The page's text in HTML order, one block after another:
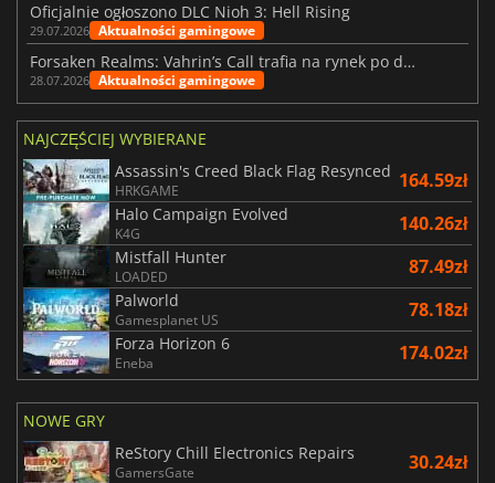
Oficjalnie ogłoszono DLC Nioh 3: Hell Rising
29.07.2026 Aktualności gamingowe
Forsaken Realms: Vahrin’s Call trafia na rynek po dziesięciu latach prac
28.07.2026 Aktualności gamingowe
NAJCZĘŚCIEJ WYBIERANE
Assassin's Creed Black Flag Resynced
HRKGAME 164.59zł
Halo Campaign Evolved
K4G 140.26zł
Mistfall Hunter
LOADED 87.49zł
Palworld
Gamesplanet US 78.18zł
Forza Horizon 6
Eneba 174.02zł
NOWE GRY
ReStory Chill Electronics Repairs
GamersGate 30.24zł